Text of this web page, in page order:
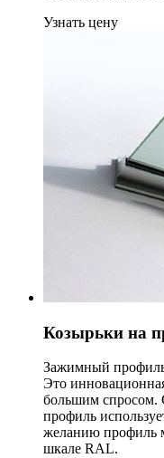
Узнать цену
Козырьки на
Зажимный профиль
Это
большим спросом.
профиль
желанию профиль
шкале RAL.